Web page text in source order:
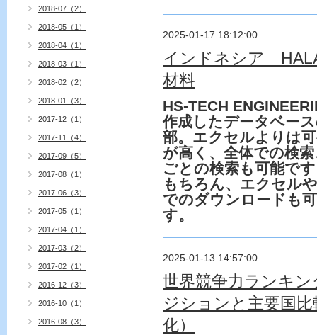
2025-01-17 18:12:00
インドネシア
材料
HS-TECH
作成したデータベー
部。エクセルよりは
が高く、全体での検
ごとの検索も可能で
もちろん、エクセル
でのダウンロードも
す。
2025-01-13 14:57:00
世界競争力ランキ
ジションと主要国
化）
2018-07（2）
2018-05（1）
2018-04（1）
2018-03（1）
2018-02（2）
2018-01（3）
2017-12（1）
2017-11（4）
2017-09（5）
2017-08（1）
2017-06（3）
2017-05（1）
2017-04（1）
2017-03（2）
2017-02（1）
2016-12（3）
2016-10（1）
2016-08（3）